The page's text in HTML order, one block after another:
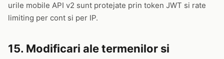
urile mobile API v2 sunt protejate prin token JWT si rate
limiting per cont si per IP.
15. Modificari ale termenilor si